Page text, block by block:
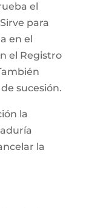
el
para
en el
el Registro
sucesión.
la
la